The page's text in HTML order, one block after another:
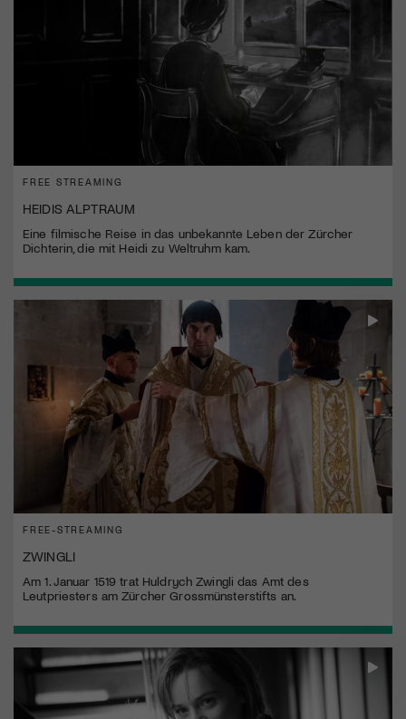
FREE STREAMING
HEIDIS ALPTRAUM
Eine filmische Reise in das unbekannte Leben der Zürcher
Dichterin, die mit Heidi zu Weltruhm kam.
FREE-STREAMING
ZWINGLI
Am 1. Januar 1519 trat Huldrych Zwingli das Amt des
Leutpriesters am Zürcher Grossmünsterstifts an.